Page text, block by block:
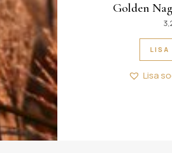
Golden
LISA
Lisa